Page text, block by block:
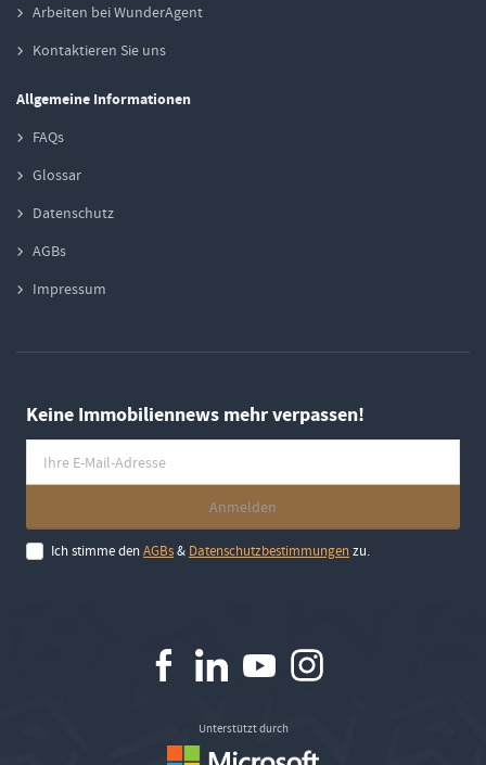
Arbeiten bei WunderAgent
Kontaktieren Sie uns
Allgemeine Informationen
FAQs
Glossar
Datenschutz
AGBs
Impressum
Keine Immobiliennews mehr verpassen!
Ich stimme denAGBs& Datenschutzbestimmungenzu.
Unterstützt durch